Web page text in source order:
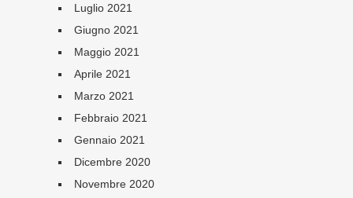
Luglio 2021
Giugno 2021
Maggio 2021
Aprile 2021
Marzo 2021
Febbraio 2021
Gennaio 2021
Dicembre 2020
Novembre 2020